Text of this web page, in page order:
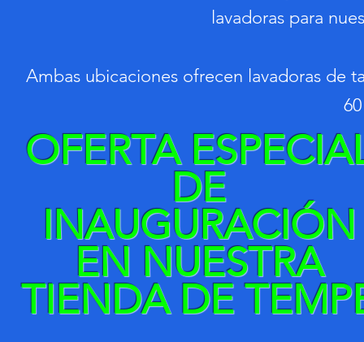
lavadoras para
Ambas ubicaciones ofrecen lavadoras de
OFERTA
DE
INAUGURACIÓN
EN NUESTRA
TIENDA DE